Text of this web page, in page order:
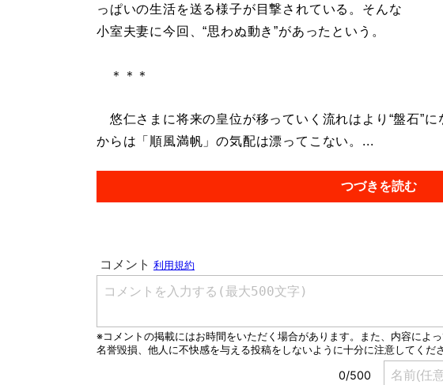
っぱいの生活を送る様子が目撃されている。そんな
小室夫妻に今回、“思わぬ動き”があったという。
＊＊＊
悠仁さまに将来の皇位が移っていく流れはより“盤石”
からは「順風満帆」の気配は漂ってこない。...
つづきを読む